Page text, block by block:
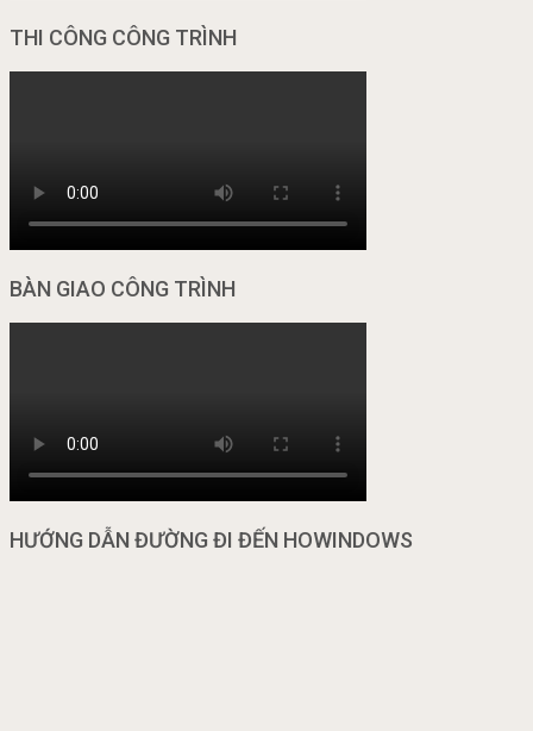
THI CÔNG CÔNG TRÌNH
BÀN GIAO CÔNG TRÌNH
HƯỚNG DẪN ĐƯỜNG ĐI ĐẾN HOWINDOWS